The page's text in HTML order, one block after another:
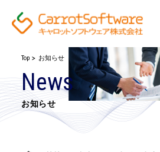
Top お知らせ
News
お知らせ